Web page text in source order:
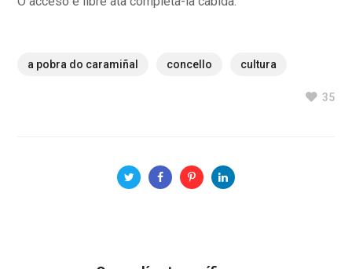
a pobra do caramiñal concello cultura
35